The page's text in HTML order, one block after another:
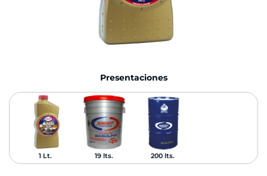
Presentaciones
1 Lt. 19 lts. 200 lts.